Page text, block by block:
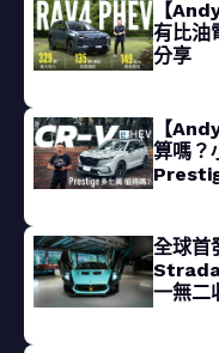
【
有比油
分享
【
算嗎？
全球首
一無二